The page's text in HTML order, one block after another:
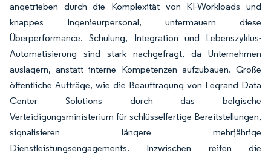
angetrieben durch die Komplexität von KI-Workloads und
knappes Ingenieurpersonal, untermauern diese
Überperformance. Schulung, Integration und Lebenszyklus-
Automatisierung sind stark nachgefragt, da Unternehmen
auslagern, anstatt interne Kompetenzen aufzubauen. Große
öffentliche Aufträge, wie die Beauftragung von Legrand Data
Center Solutions durch das belgische
Verteidigungsministerium für schlüsselfertige Bereitstellungen,
signalisieren längere mehrjährige
Dienstleistungsengagements. Inzwischen reifen die